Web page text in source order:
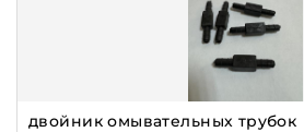
двойник омывательных трубок